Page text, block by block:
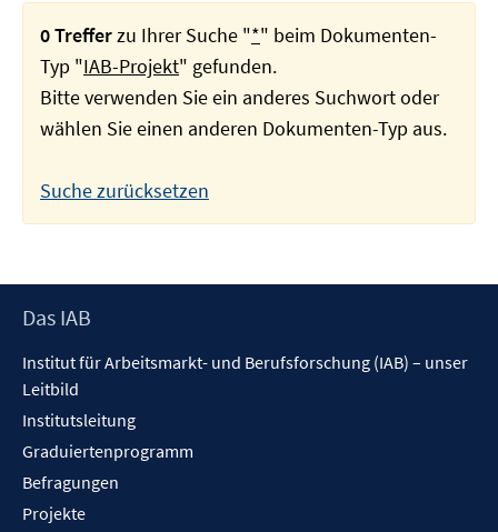
0 Trefferzu Ihrer Suche "*" beim Dokumenten-
Typ "IAB-Projekt" gefunden.
Bitte verwenden Sie ein anderes Suchwort oder
wählen Sie einen anderen Dokumenten-Typ aus.
Suche zurücksetzen
Footer
Das IAB
Institut für Arbeitsmarkt- und Berufsforschung (IAB) – unser
Leitbild
Institutsleitung
Graduiertenprogramm
Befragungen
Projekte